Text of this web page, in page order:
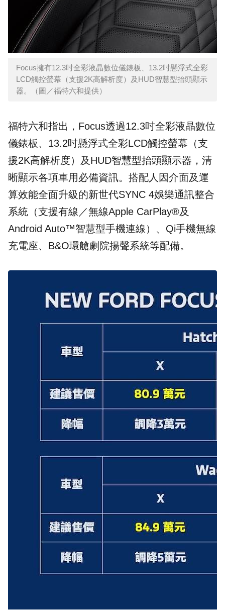
Focus擁有12.3吋全彩液晶數位儀錶板、13.2吋懸浮式全彩
LCD觸控螢幕（支援2K高解析度）及HUD智慧型抬頭顯示
器。（圖／福特六和提供）
福特六和指出，Focus透過12.3吋全彩液晶數位
儀錶板、13.2吋懸浮式全彩LCD觸控螢幕（支
援2K高解析度）及HUD智慧型抬頭顯示器，清
晰顯示各項車用必備資訊。搭配人因介面及運
算效能全面升級的新世代SYNC 4娛樂通訊整合
系統（支援有線／無線Apple CarPlay®及
Android Auto™智慧型手機連線）、Qi手機無線
充電座、B&O環艙劇院揚聲系統等配備。